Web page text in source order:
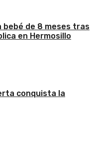
bebé de 8 meses tras
en Hermosillo
conquista la